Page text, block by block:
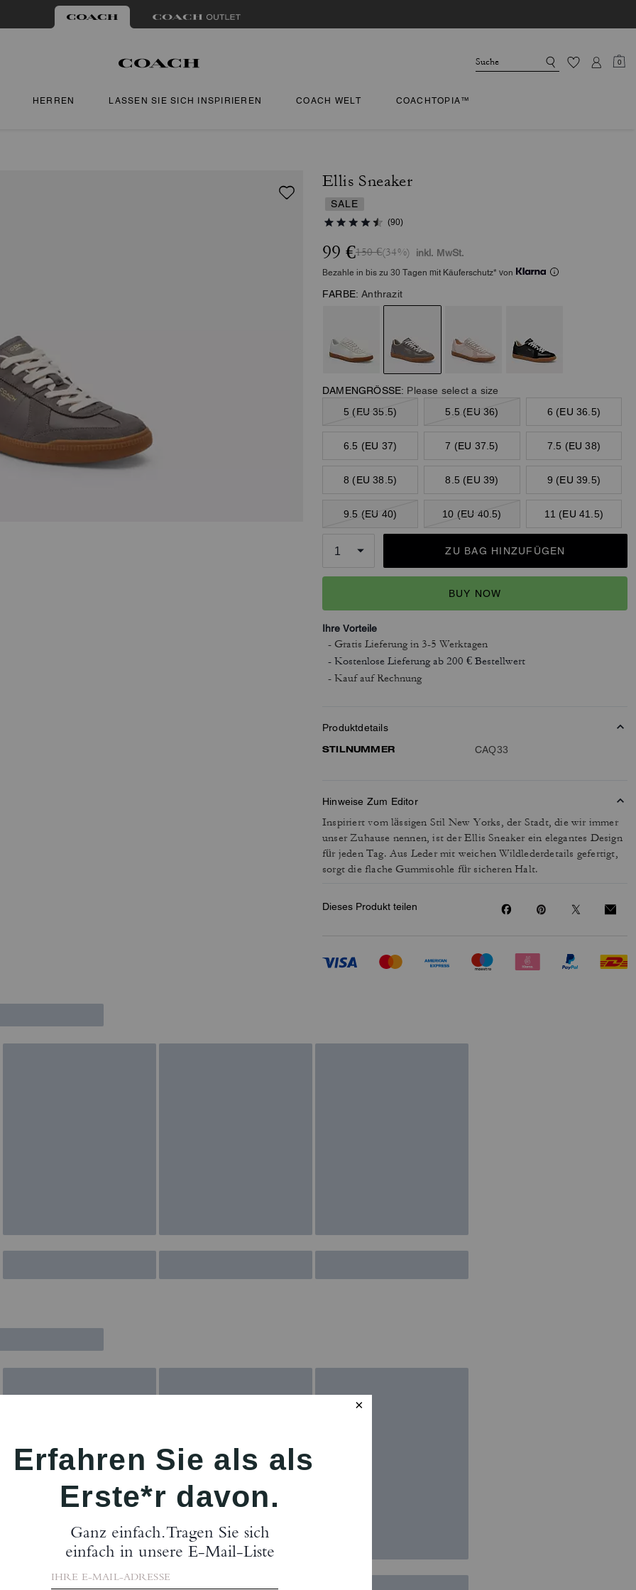
0
HERREN LASSEN SIE SICH INSPIRIEREN COACH WELT COACHTOPIA™
Ellis Sneaker
SALE
(90)
99 €150 €(34%) inkl. MwSt.
Bezahle in bis zu 30 Tagen mit Käuferschutz* von
FARBE: Anthrazit
DAMENGRÖSSE: Please select a size
5 (EU 35.5)
5.5 (EU 36) 6 (EU 36.5)
6.5 (EU 37) 7 (EU 37.5) 7.5 (EU 38)
8 (EU 38.5) 8.5 (EU 39) 9 (EU 39.5)
9.5 (EU 40) 10 (EU 40.5) 11 (EU 41.5)
ZU BAG HINZUFÜGEN
BUY NOW
Ihre Vorteile
- Gratis Lieferungin 3-5 Werktagen
- Kostenlose Lieferung ab 200 € Bestellwert
- Kauf auf Rechnung
Produktdetails
STILNUMMER
CAQ33
Hinweise Zum Editor
Inspiriert vom lässigen Stil New Yorks, der Stadt, die wir immer
unser Zuhause nennen, ist der Ellis Sneaker ein elegantes Design
für jeden Tag. Aus Leder mit weichen Wildlederdetails gefertigt,
sorgt die flache Gummisohle für sicheren Halt.
Dieses Produkt teilen